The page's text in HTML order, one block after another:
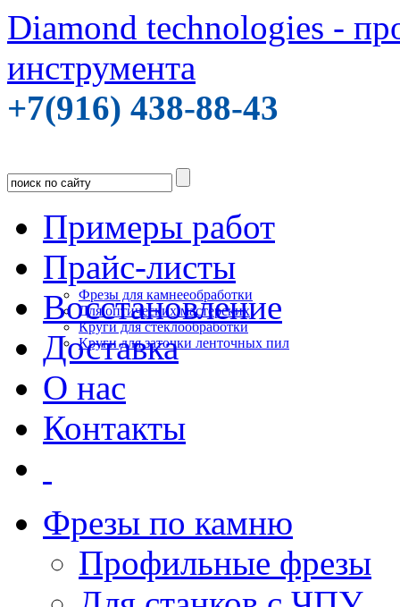
Diamond technologies -
инструмента
+7(916) 438-88-43
Примеры работ
Прайс-листы
Фрезы для камнееобработки
Для оптических мастерских
Круги для стеклообработки
Круги для заточки ленточных пил
Восстановление
Доставка
О нас
Контакты
Фрезы по камню
Профильные фрезы